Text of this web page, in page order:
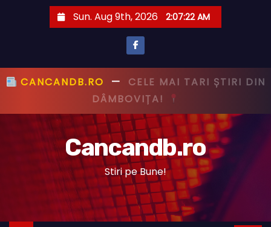
Sun. Aug 9th, 2026 2:07:23 AM
CANCANDB.RO— PRIMUL CU ȘTIREA,
PRIMUL CU ADEVĂRUL!
Cancandb.ro
Stiri pe Bune!